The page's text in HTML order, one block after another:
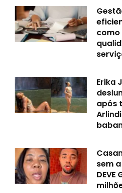
Erika
após
sem
DEVE